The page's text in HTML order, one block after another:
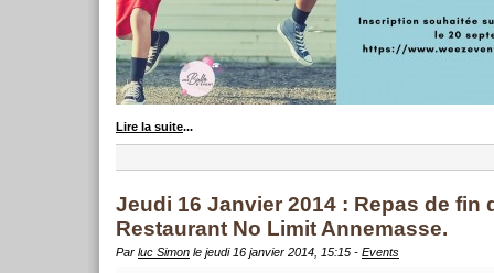
Lire la suite...
Jeudi 16 Janvier 2014 : Repas de fin
Restaurant No Limit Annemasse.
Par luc Simon le jeudi 16 janvier 2014, 15:15 - Events